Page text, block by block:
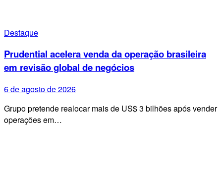
Destaque
Prudential acelera venda da operação brasileira
em revisão global de negócios
6 de agosto de 2026
Grupo pretende realocar mais de US$ 3 bilhões após vender
operações em…